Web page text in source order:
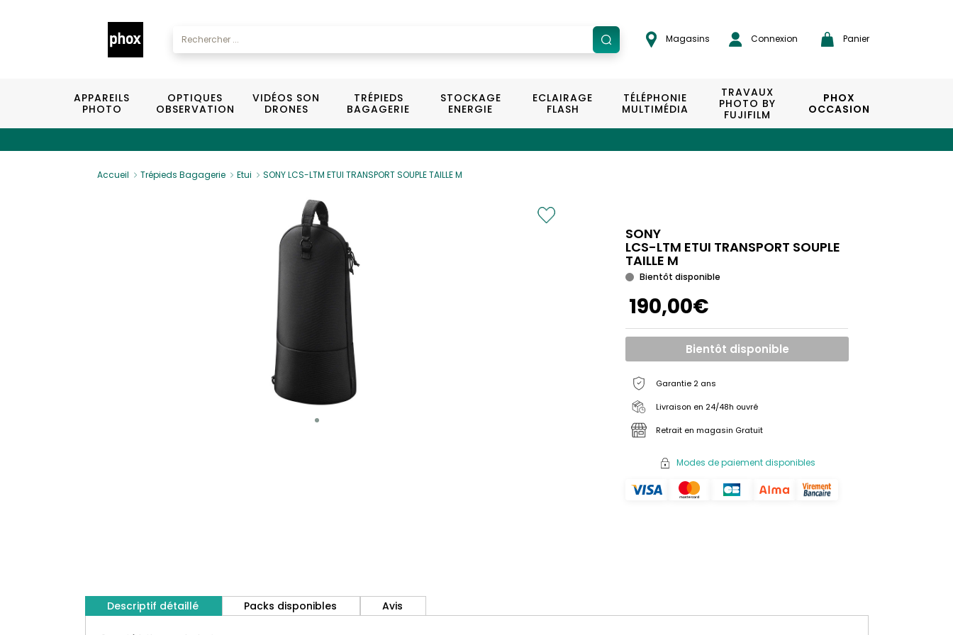
Magasins Connexion Panier
APPAREILS
PHOTO
OPTIQUES
OBSERVATION
VIDÉOS SON
DRONES
TRÉPIEDS
BAGAGERIE
STOCKAGE
ENERGIE
ECLAIRAGE
FLASH
TÉLÉPHONIE
MULTIMÉDIA
TRAVAUX
PHOTO BY
FUJIFILM
PHOX
OCCASION
Accueil Trépieds Bagagerie Etui SONY LCS-LTM ETUI TRANSPORT SOUPLE TAILLE M
SONY
LCS-LTM ETUI TRANSPORT SOUPLE
TAILLE M
Bientôt disponible
190,00€
Bientôt disponible
Garantie 2 ans
Livraison en 24/48h ouvré
Retrait en magasin Gratuit
Modes de paiement disponibles
Descriptif détaillé Packs disponibles Avis